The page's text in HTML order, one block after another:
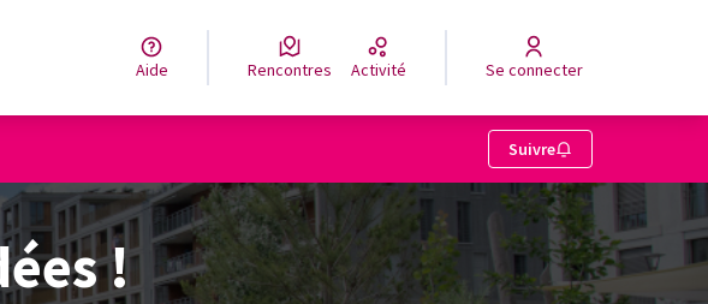
Aide Rencontres Activité Se connecter
Suivre
!